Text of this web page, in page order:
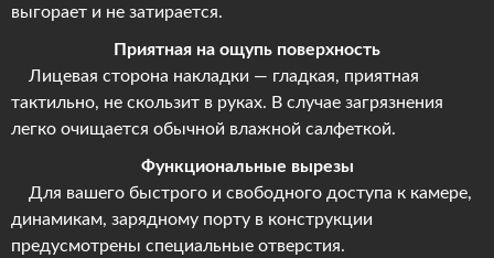
выгорает и не затирается.
Приятная на ощупь поверхность
Лицевая сторона накладки — гладкая, приятная
тактильно, не скользит в руках. В случае загрязнения
легко очищается обычной влажной салфеткой.
Функциональные вырезы
Для вашего быстрого и свободного доступа к камере,
динамикам, зарядному порту в конструкции
предусмотрены специальные отверстия.